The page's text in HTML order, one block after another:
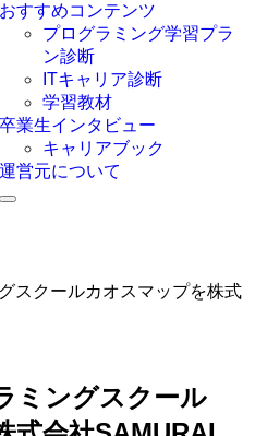
Swift
Ruby
おすすめコンテンツ
プログラミング学習プラ
ン診断
ITキャリア診断
学習教材
卒業生インタビュー
キャリアブック
運営元について
スクールカオスマップを株式
ミングスクール